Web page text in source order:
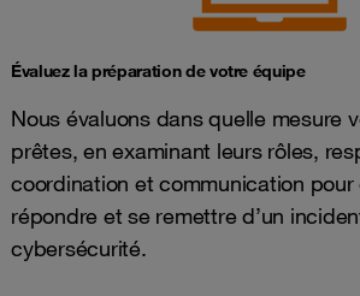
Évaluez la préparation de votre équipe
Nous évaluons dans quelle mesure
prêtes, en examinant leurs rôles,
coordination et communication pour
répondre et se remettre d’un
cybersécurité.